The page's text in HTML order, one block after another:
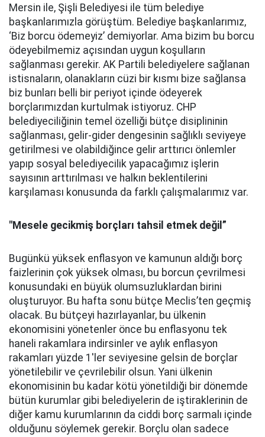
Mersin ile, Şişli Belediyesi ile tüm belediye
başkanlarımızla görüştüm. Belediye başkanlarımız,
‘Biz borcu ödemeyiz’ demiyorlar. Ama bizim bu borcu
ödeyebilmemiz açısından uygun koşulların
sağlanması gerekir. AK Partili belediyelere sağlanan
istisnaların, olanakların cüzi bir kısmı bize sağlansa
biz bunları belli bir periyot içinde ödeyerek
borçlarımızdan kurtulmak istiyoruz. CHP
belediyeciliğinin temel özelliği bütçe disiplininin
sağlanması, gelir-gider dengesinin sağlıklı seviyeye
getirilmesi ve olabildiğince gelir arttırıcı önlemler
yapıp sosyal belediyecilik yapacağımız işlerin
sayısının arttırılması ve halkın beklentilerini
karşılaması konusunda da farklı çalışmalarımız var.
"Mesele gecikmiş borçları tahsil etmek değil”
Bugünkü yüksek enflasyon ve kamunun aldığı borç
faizlerinin çok yüksek olması, bu borcun çevrilmesi
konusundaki en büyük olumsuzluklardan birini
oluşturuyor. Bu hafta sonu bütçe Meclis’ten geçmiş
olacak. Bu bütçeyi hazırlayanlar, bu ülkenin
ekonomisini yönetenler önce bu enflasyonu tek
haneli rakamlara indirsinler ve aylık enflasyon
rakamları yüzde 1'ler seviyesine gelsin de borçlar
yönetilebilir ve çevrilebilir olsun. Yani ülkenin
ekonomisinin bu kadar kötü yönetildiği bir dönemde
bütün kurumlar gibi belediyelerin de iştiraklerinin de
diğer kamu kurumlarının da ciddi borç sarmalı içinde
olduğunu söylemek gerekir. Borçlu olan sadece